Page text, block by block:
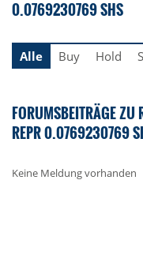
0.0769230769 SHS
Alle
Buy Hold
FORUMSBEITRÄGE ZU
REPR 0.0769230769
Keine Meldung vorhanden